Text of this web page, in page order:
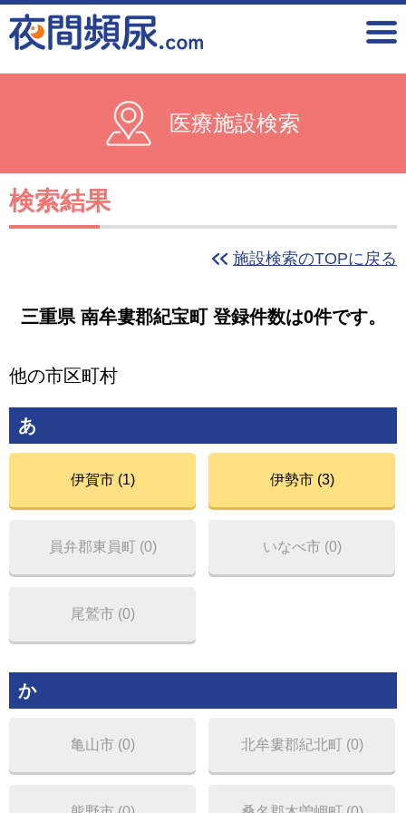
医療施設検索
検索結果
施設検索のTOPに戻る
三重県 南牟婁郡紀宝町 登録件数は0件です。
他の市区町村
あ
伊賀市 (1) 伊勢市 (3)
員弁郡東員町 (0) いなべ市 (0)
尾鷲市 (0)
か
亀山市 (0) 北牟婁郡紀北町 (0)